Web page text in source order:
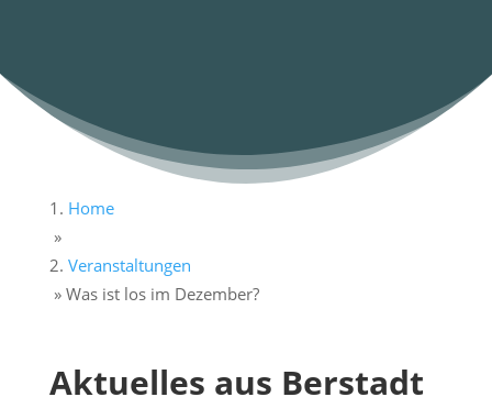
Home
»
Veranstaltungen
» Was ist los im Dezember?
Aktuelles aus Berstadt